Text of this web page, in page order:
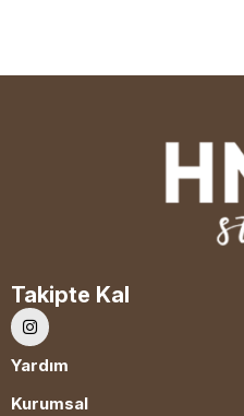
Takipte Kal
Yardım
Kurumsal